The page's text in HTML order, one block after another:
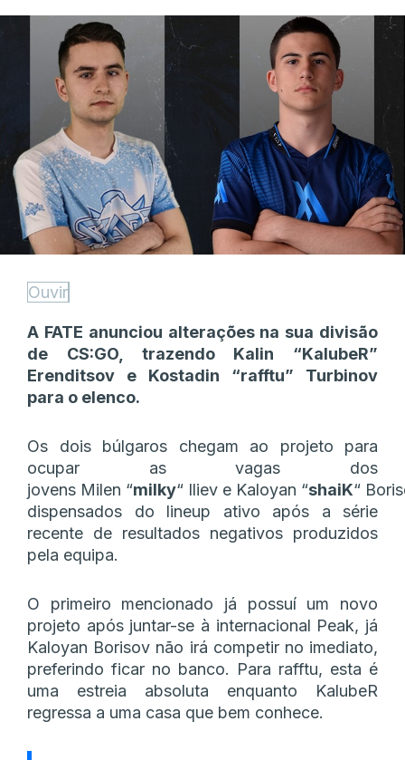
Ouvir
A FATE anunciou alterações na sua divisão
de CS:GO, trazendo Kalin “KalubeR”
Erenditsov e Kostadin “rafftu” Turbinov
para o elenco.
Os dois búlgaros chegam ao projeto para
ocupar as vagas dos
jovens Milen “⁠milky⁠“ Iliev e Kaloyan “⁠shaiK⁠“
dispensados do lineup ativo após a série
recente de resultados negativos produzidos
pela equipa.
O primeiro mencionado já possuí um novo
projeto após juntar-se à internacional Peak, já
Kaloyan Borisov não irá competir no imediato,
preferindo ficar no banco. Para rafftu, esta é
uma estreia absoluta enquanto KalubeR
regressa a uma casa que bem conhece.